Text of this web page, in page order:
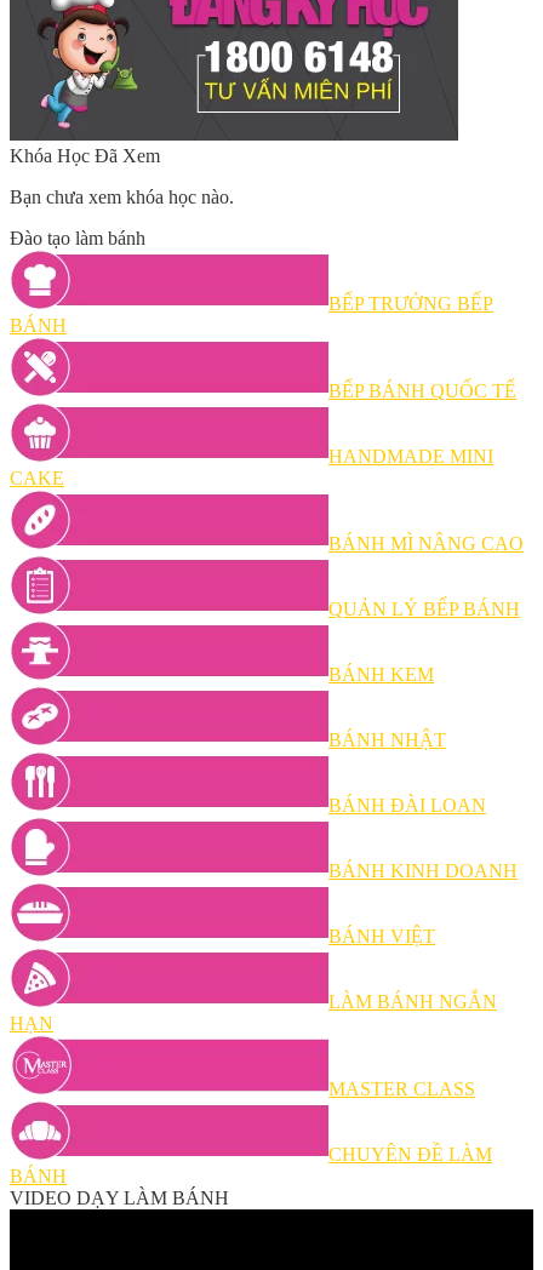
Khóa Học Đã Xem
Bạn chưa xem khóa học nào.
Đào tạo làm bánh
BẾP TRƯỞNG BẾP
BÁNH
BẾP BÁNH QUỐC TẾ
HANDMADE MINI
CAKE
BÁNH MÌ NÂNG CAO
QUẢN LÝ BẾP BÁNH
BÁNH KEM
BÁNH NHẬT
BÁNH ĐÀI LOAN
BÁNH KINH DOANH
BÁNH VIỆT
LÀM BÁNH NGẮN
HẠN
MASTER CLASS
CHUYÊN ĐỀ LÀM
BÁNH
VIDEO DẠY LÀM BÁNH